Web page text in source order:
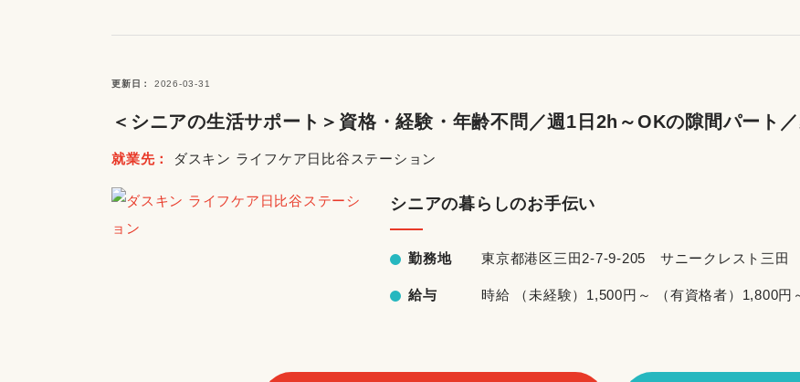
更新日 2026-03-31
＜シニアの生活サポート＞資格・経験・年齢不問／週1日2h～OKの隙間パート
就業先 ダスキン ライフケア日比谷ステーション
シニアの暮らしのお手伝い
勤務地 東京都港区三田2-7-9-205 サニークレスト三田
給与 時給 （未経験）1,500円～ （有資格者）1,800円